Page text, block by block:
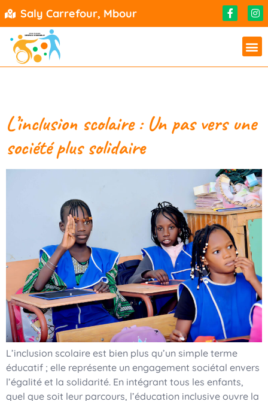
Saly Carrefour, Mbour
L’inclusion scolaire : Un pas vers une
société plus solidaire
L’inclusion scolaire est bien plus qu’un simple terme
éducatif ; elle représente un engagement sociétal envers
l’égalité et la solidarité. En intégrant tous les enfants,
quel que soit leur parcours, l’éducation inclusive ouvre la